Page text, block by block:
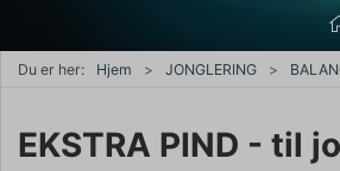
Du er her: Hjem JONGLERING
EKSTRA PIND - til